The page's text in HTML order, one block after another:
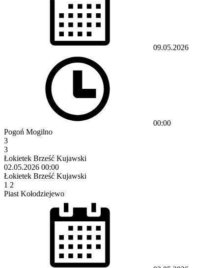
09.05.2026
00:00
Pogoń Mogilno
3
3
Łokietek Brześć Kujawski
02.05.2026 00:00
Łokietek Brześć Kujawski
1 2
Piast Kołodziejewo